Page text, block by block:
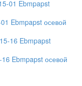
Ebmpapst осевой
Ebmpapst осевой